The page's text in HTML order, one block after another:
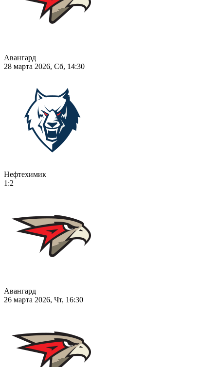
Авангард
28 марта 2026, Сб, 14:30
Нефтехимик
1:2
Авангард
26 марта 2026, Чт, 16:30